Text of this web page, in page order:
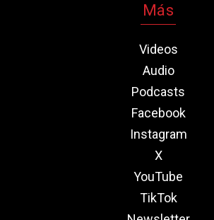
Más
Videos
Audio
Podcasts
Facebook
Instagram
X
YouTube
TikTok